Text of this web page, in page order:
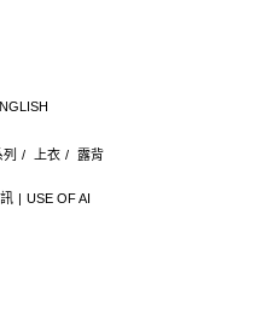
USE OF AI
/ 上衣 / 露背